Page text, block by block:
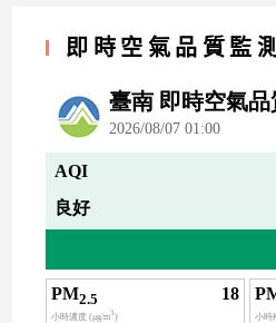
即時空氣品質監測